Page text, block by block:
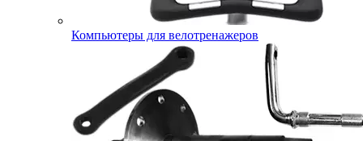
Компьютеры для велотренажеров